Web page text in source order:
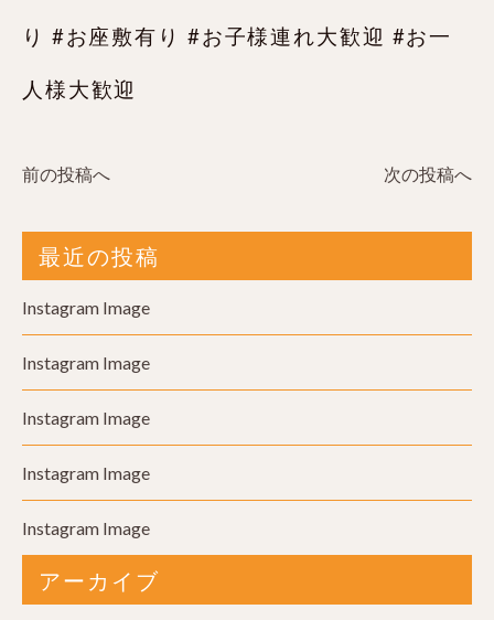
り #お座敷有り #お子様連れ大歓迎 #お一
人様大歓迎
前の投稿へ 次の投稿へ
最近の投稿
Instagram Image
Instagram Image
Instagram Image
Instagram Image
Instagram Image
アーカイブ